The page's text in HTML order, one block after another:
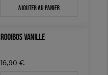
Ajouter au panier
ROOIBOS VANILLE
16,90 €